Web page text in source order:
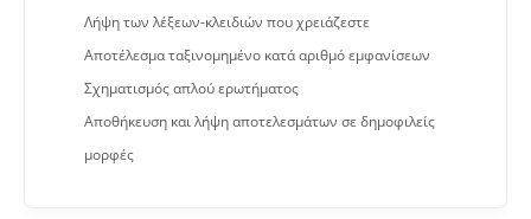
Λήψη των λέξεων-κλειδιών που χρειάζεστε
Αποτέλεσμα ταξινομημένο κατά αριθμό εμφανίσεων
Σχηματισμός απλού ερωτήματος
Αποθήκευση και λήψη αποτελεσμάτων σε δημοφιλείς
μορφές